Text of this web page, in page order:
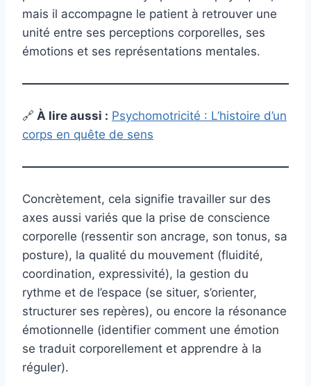
mais il accompagne le patient à retrouver une
unité entre ses perceptions corporelles, ses
émotions et ses représentations mentales.
🔗 À lire aussi : Psychomotricité : L’histoire d’un
corps en quête de sens
Concrètement, cela signifie travailler sur des
axes aussi variés que la prise de conscience
corporelle (ressentir son ancrage, son tonus, sa
posture), la qualité du mouvement (fluidité,
coordination, expressivité), la gestion du
rythme et de l’espace (se situer, s’orienter,
structurer ses repères), ou encore la résonance
émotionnelle (identifier comment une émotion
se traduit corporellement et apprendre à la
réguler).